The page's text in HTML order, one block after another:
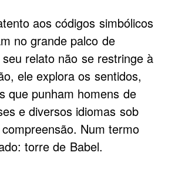
aos códigos simbólicos
no grande palco de
relato não se restringe à
ele explora os sentidos,
que punham homens de
e diversos idiomas sob
Num termo
torre de Babel.